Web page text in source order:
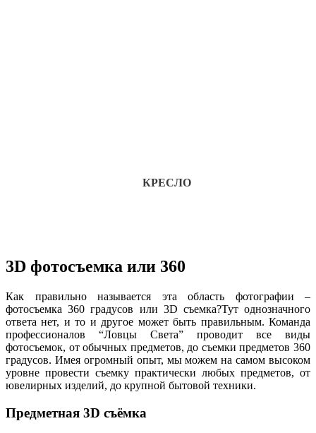
КРЕСЛО
3D фотосъемка или 360
Как правильно называется эта область фотографии –
фотосъемка 360 градусов или 3D съемка?Тут однозначного
ответа нет, и то и другое может быть правильным. Команда
профессионалов “Ловцы Света” проводит все виды
фотосъемок, от обычных предметов, до съемки предметов 360
градусов. Имея огромный опыт, мы можем на самом высоком
уровне провести съемку практически любых предметов, от
ювелирных изделий, до крупной бытовой техники.
Предметная 3D съёмка